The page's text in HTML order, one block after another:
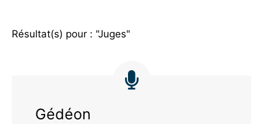
Résultat(s) pour : "Juges"
Gédéon